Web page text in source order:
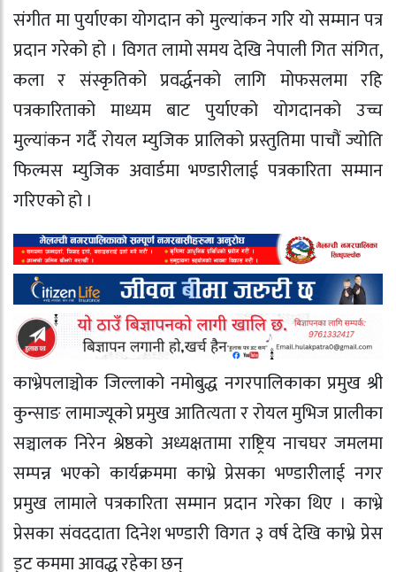
संगीत मा पुर्याएका योगदान को मुल्यांकन गरि यो सम्मान पत्र
प्रदान गरेको हो । विगत लामो समय देखि नेपाली गित संगित,
कला र संस्कृतिको प्रवर्द्धनको लागि मोफसलमा रहि
पत्रकारिताको माध्यम बाट पुर्याएको योगदानको उच्च
मुल्यांकन गर्दै रोयल म्युजिक प्रालिको प्रस्तुतिमा पाचौं ज्योति
फिल्मस म्युजिक अवार्डमा भण्डारीलाई पत्रकारिता सम्मान
गरिएको हो ।
काभ्रेपलाञ्चोक जिल्लाको नमोबुद्ध नगरपालिकाका प्रमुख श्री
कुन्साङ लामाज्यूको प्रमुख आतित्यता र रोयल मुभिज प्रालीका
सञ्चालक निरेन श्रेष्ठको अध्यक्षतामा राष्ट्रिय नाचघर जमलमा
सम्पन्न भएको कार्यक्रममा काभ्रे प्रेसका भण्डारीलाई नगर
प्रमुख लामाले पत्रकारिता सम्मान प्रदान गरेका थिए । काभ्रे
प्रेसका संवददाता दिनेश भण्डारी विगत ३ वर्ष देखि काभ्रे प्रेस
ड्ट कममा आवद्ध रहेका छन्